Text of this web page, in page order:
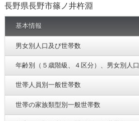
長野県長野市篠ノ井杵淵
基本情報
男女別人口及び世帯数
年齢別（５歳階級、４区分）、男女別人口
世帯人員別一般世帯数
世帯の家族類型別一般世帯数